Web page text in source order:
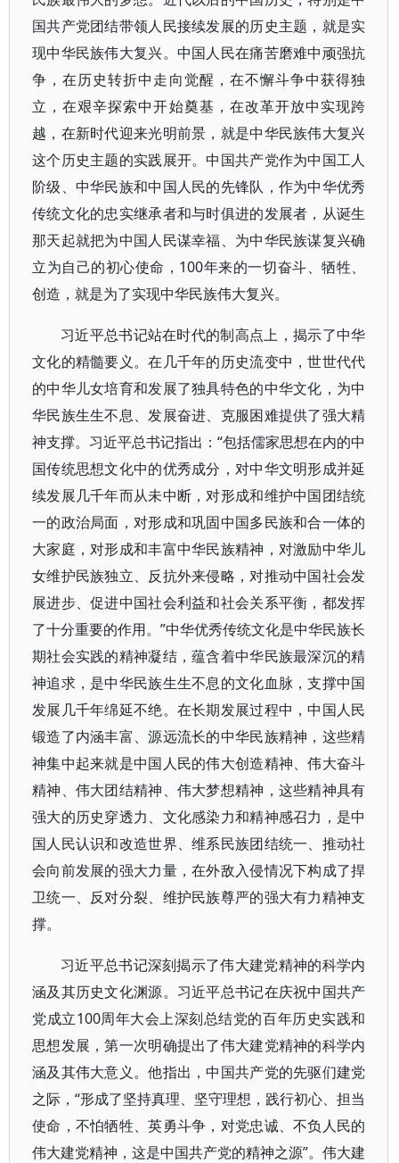
国共产党团结带领人民接续发展的历史主题，就是实
现中华民族伟大复兴。中国人民在痛苦磨难中顽强抗
争，在历史转折中走向觉醒，在不懈斗争中获得独
立，在艰辛探索中开始奠基，在改革开放中实现跨
越，在新时代迎来光明前景，就是中华民族伟大复兴
这个历史主题的实践展开。中国共产党作为中国工人
阶级、中华民族和中国人民的先锋队，作为中华优秀
传统文化的忠实继承者和与时俱进的发展者，从诞生
那天起就把为中国人民谋幸福、为中华民族谋复兴确
立为自己的初心使命，100年来的一切奋斗、牺牲、
创造，就是为了实现中华民族伟大复兴。
习近平总书记站在时代的制高点上，揭示了中华
文化的精髓要义。在几千年的历史流变中，世世代代
的中华儿女培育和发展了独具特色的中华文化，为中
华民族生生不息、发展奋进、克服困难提供了强大精
神支撑。习近平总书记指出：“包括儒家思想在内的中
国传统思想文化中的优秀成分，对中华文明形成并延
续发展几千年而从未中断，对形成和维护中国团结统
一的政治局面，对形成和巩固中国多民族和合一体的
大家庭，对形成和丰富中华民族精神，对激励中华儿
女维护民族独立、反抗外来侵略，对推动中国社会发
展进步、促进中国社会利益和社会关系平衡，都发挥
了十分重要的作用。”中华优秀传统文化是中华民族长
期社会实践的精神凝结，蕴含着中华民族最深沉的精
神追求，是中华民族生生不息的文化血脉，支撑中国
发展几千年绵延不绝。在长期发展过程中，中国人民
锻造了内涵丰富、源远流长的中华民族精神，这些精
神集中起来就是中国人民的伟大创造精神、伟大奋斗
精神、伟大团结精神、伟大梦想精神，这些精神具有
强大的历史穿透力、文化感染力和精神感召力，是中
国人民认识和改造世界、维系民族团结统一、推动社
会向前发展的强大力量，在外敌入侵情况下构成了捍
卫统一、反对分裂、维护民族尊严的强大有力精神支
撑。
习近平总书记深刻揭示了伟大建党精神的科学内
涵及其历史文化渊源。习近平总书记在庆祝中国共产
党成立100周年大会上深刻总结党的百年历史实践和
思想发展，第一次明确提出了伟大建党精神的科学内
涵及其伟大意义。他指出，中国共产党的先驱们建党
之际，“形成了坚持真理、坚守理想，践行初心、担当
使命，不怕牺牲、英勇斗争，对党忠诚、不负人民的
伟大建党精神，这是中国共产党的精神之源”。伟大建